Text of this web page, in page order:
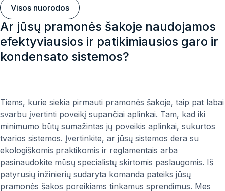
Šilumos atgavimas – išsiveržiantis garas
sumažinti bei tvarumui skatinti.
Visos nuorodos
Ar jūsų pramonės šakoje naudojamos
efektyviausios ir patikimiausios garo ir
kondensato sistemos?
Tiems, kurie siekia pirmauti pramonės šakoje, taip pat labai
svarbu įvertinti poveikį supančiai aplinkai. Tam, kad iki
minimumo būtų sumažintas jų poveikis aplinkai, sukurtos
tvarios sistemos. Įvertinkite, ar jūsų sistemos dera su
ekologiškomis praktikomis ir reglamentais arba
pasinaudokite mūsų specialistų skirtomis paslaugomis. Iš
patyrusių inžinierių sudaryta komanda pateiks jūsų
pramonės šakos poreikiams tinkamus sprendimus. Mes